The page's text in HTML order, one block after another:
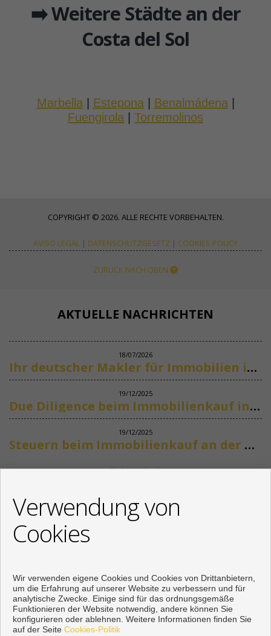
➡️ Weitere Städte an der
Costa del Sol
Marbella Estepona Benalmádena
Fuengirola
Torremolinos
COPYRIGHT © 2026. ALLE RECHTE VORBEHALTEN.
AVISO LEGAL | DATENSCHUTZGESETZ | COOKIES POLICY
ZURÜCK NACH OBEN
AKTUELLE NACHRICHTEN
18/07/2026
Ihr deutscher Makler für Immobilien in Marbella
19/12/2025
Due Diligence beim Immobilienkauf in Spanien
19/12/2025
Steuern beim Immobilienkauf an der Costa del Sol
Siehe mehr
+34 622318266
info@mikenaumannimmobilien.com
Von Montag bis Freitag : 10:00 - 18:00
Verwendung von
Cookies
Wir verwenden eigene Cookies und Cookies von Drittanbietern,
um die Erfahrung auf unserer Website zu verbessern und für
analytische Zwecke. Einige sind für das ordnungsgemäße
Funktionieren der Website notwendig, andere können Sie
konfigurieren oder ablehnen. Weitere Informationen finden Sie
auf der Seite Cookies-Politik